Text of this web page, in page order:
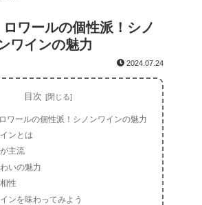
ワールの個性派！シノ
ワインの魅力
2024.07.24
目次
ワールの個性派！シノンワインの魅力
ンとは
主流
いの魅力
性
ンを味わってみよう